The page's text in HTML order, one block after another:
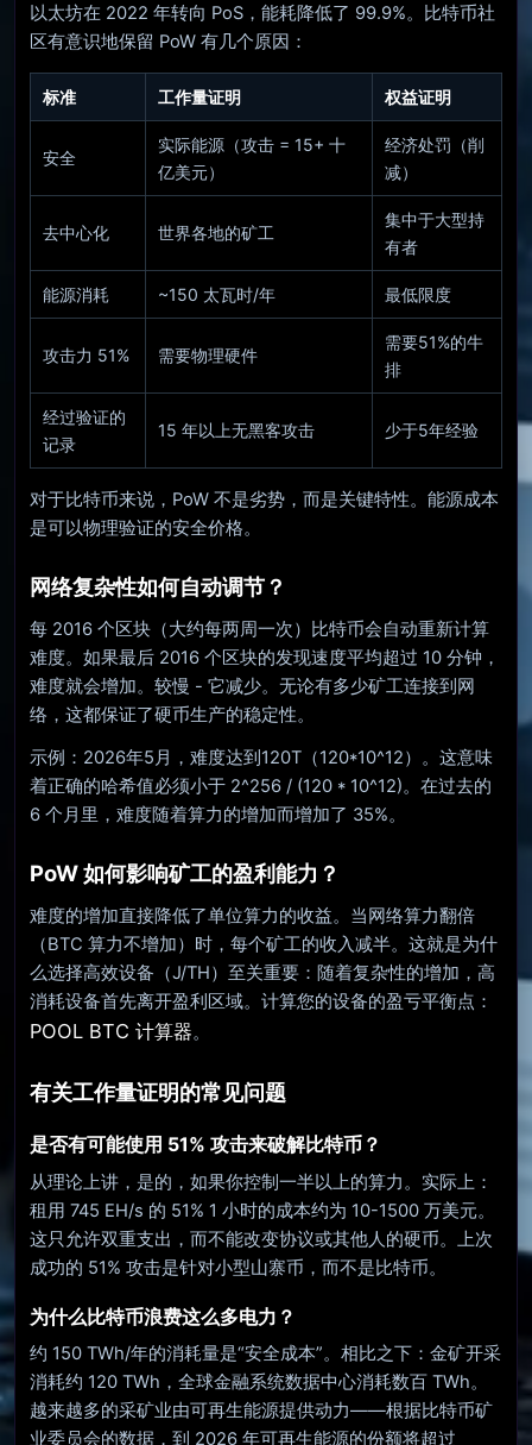
以太坊在 2022 年转向 PoS，能耗降低了 99.9%。比特币社
区有意识地保留 PoW 有几个原因：
标准 工作量证明 权益证明
安全
实际能源（攻击 = 15+ 十
亿美元）
经济处罚（削
减）
去中心化 世界各地的矿工
集中于大型持
有者
能源消耗 ~150 太瓦时/年 最低限度
攻击力 51% 需要物理硬件
需要51%的牛
排
经过验证的
记录
15 年以上无黑客攻击 少于5年经验
对于比特币来说，PoW 不是劣势，而是关键特性。能源成本
是可以物理验证的安全价格。
网络复杂性如何自动调节？
每 2016 个区块（大约每两周一次）比特币会自动重新计算
难度。如果最后 2016 个区块的发现速度平均超过 10 分钟，
难度就会增加。较慢 - 它减少。无论有多少矿工连接到网
络，这都保证了硬币生产的稳定性。
示例：2026年5月，难度达到120T（120*10^12）。这意味
着正确的哈希值必须小于 2^256 / (120 * 10^12)。在过去的
6 个月里，难度随着算力的增加而增加了 35%。
PoW 如何影响矿工的盈利能力？
难度的增加直接降低了单位算力的收益。当网络算力翻倍
（BTC 算力不增加）时，每个矿工的收入减半。这就是为什
么选择高效设备（J/TH）至关重要：随着复杂性的增加，高
消耗设备首先离开盈利区域。计算您的设备的盈亏平衡点：
POOL BTC 计算器。
有关工作量证明的常见问题
是否有可能使用 51% 攻击来破解比特币？
从理论上讲，是的，如果你控制一半以上的算力。实际上：
租用 745 EH/s 的 51% 1 小时的成本约为 10-1500 万美元。
这只允许双重支出，而不能改变协议或其他人的硬币。上次
成功的 51% 攻击是针对小型山寨币，而不是比特币。
为什么比特币浪费这么多电力？
约 150 TWh/年的消耗量是“安全成本”。相比之下：金矿开采
消耗约 120 TWh，全球金融系统数据中心消耗数百 TWh。
越来越多的采矿业由可再生能源提供动力——根据比特币矿
业委员会的数据，到 2026 年可再生能源的份额将超过